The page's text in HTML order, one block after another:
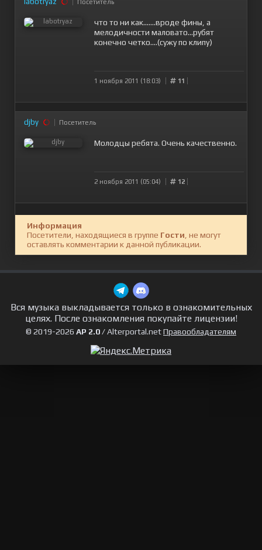
Посетитель
что то ни как.......вроде фины, а
мелодичности маловато...рубят
конечно четко....(сужу по клипу)
1 ноября 2011 (18:03) 11
djby Посетитель
Молодцы ребята. Очень качественно.
2 ноября 2011 (05:04) 12
Информация
Посетители, находящиеся в группе Гости , не могут
оставлять комментарии к данной публикации.
Вся музыка выкладывается только в ознакомительных
целях. После ознакомления покупайте лицензии!
© 2019-2026 AP 2.0/ Alterportal.netПравообладателям